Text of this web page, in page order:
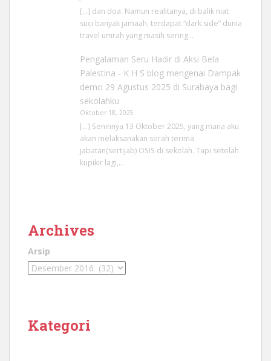
[…] dan doa. Namun realitanya, di balik niat
suci banyak jamaah, terdapat “dark side” dunia
travel umrah yang masih sering…
Pengalaman Seru Hadir di Aksi Bela
Palestina - K H S blogmengenai Dampak
demo 29 Agustus 2025 di Surabaya bagi
sekolahku
Oktober 18, 2025
[…] Seninnya 13 Oktober 2025, yang mana aku
akan melaksanakan serah terima
jabatan(sertijab) OSIS di sekolah. Tapi setelah
kupikir lagi,…
Archives
Arsip
Kategori